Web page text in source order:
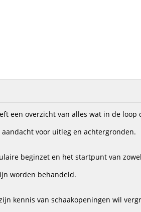
een overzicht van alles wat in de
voor uitleg en achtergronden.
beginzet en het startpunt van
worden behandeld.
kennis van schaakopeningen wil